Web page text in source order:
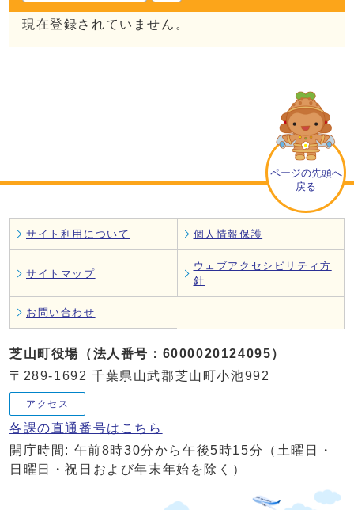
現在登録されていません。
ページの先頭へ
戻る
サイト利用について 個人情報保護
サイトマップ
ウェブアクセシビリティ方
針
お問い合わせ
芝山町役場（法人番号：6000020124095）
〒289-1692 千葉県山武郡芝山町小池992
アクセス
各課の直通番号はこちら
開庁時間: 午前8時30分から午後5時15分（土曜日・
日曜日・祝日および年末年始を除く）